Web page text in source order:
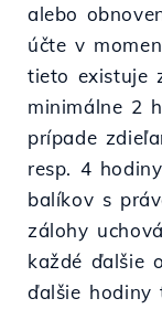
alebo
účte v
tieto existuje
minimálne 2
prípade
resp. 4
balíkov s
zálohy
každé ďalšie
ďalšie hodiny